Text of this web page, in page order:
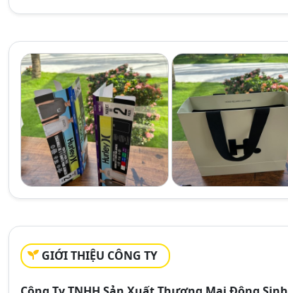
GIỚI THIỆU CÔNG TY